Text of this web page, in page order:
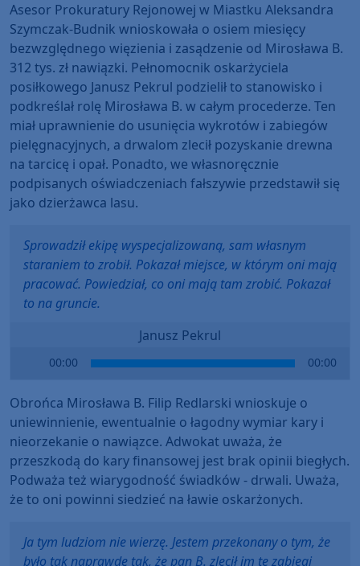
Asesor Prokuratury Rejonowej w Miastku Aleksandra
Szymczak-Budnik wnioskowała o osiem miesięcy
bezwzględnego więzienia i zasądzenie od Mirosława B.
312 tys. zł nawiązki. Pełnomocnik oskarżyciela
posiłkowego Janusz Pekrul podzielił to stanowisko i
podkreślał rolę Mirosława B. w całym procederze. Ten
miał uprawnienie do usunięcia wykrotów i zabiegów
pielęgnacyjnych, a drwalom zlecił pozyskanie drewna
na tarcicę i opał. Ponadto, we własnoręcznie
podpisanych oświadczeniach fałszywie przedstawił się
jako dzierżawca lasu.
Sprowadził ekipę wyspecjalizowaną, sam własnym
staraniem to zrobił. Pokazał miejsce, w którym oni mają
pracować. Powiedział, co oni mają tam zrobić. Pokazał
to na gruncie.
Janusz Pekrul
00:00 00:00
Obrońca Mirosława B. Filip Redlarski wnioskuje o
uniewinnienie, ewentualnie o łagodny wymiar kary i
nieorzekanie o nawiązce. Adwokat uważa, że
przeszkodą do kary finansowej jest brak opinii biegłych.
Podważa też wiarygodność świadków - drwali. Uważa,
że to oni powinni siedzieć na ławie oskarżonych.
Ja tym ludziom nie wierzę. Jestem przekonany o tym, że
było tak naprawdę tak, że pan B. zlecił im te zabiegi